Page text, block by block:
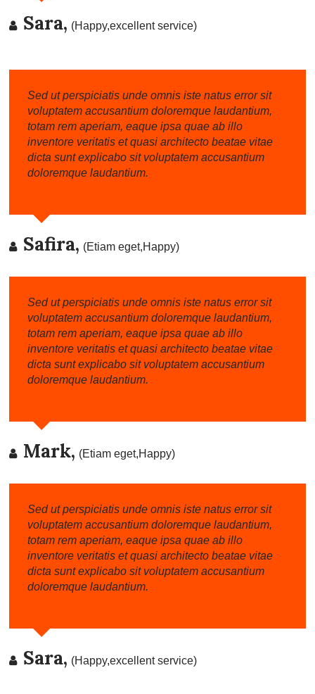
Sara, (Happy,excellent service)
Sed ut perspiciatis unde omnis iste natus error sit
voluptatem accusantium doloremque laudantium,
totam rem aperiam, eaque ipsa quae ab illo
inventore veritatis et quasi architecto beatae vitae
dicta sunt explicabo sit voluptatem accusantium
doloremque laudantium.
Safira, (Etiam eget,Happy)
Sed ut perspiciatis unde omnis iste natus error sit
voluptatem accusantium doloremque laudantium,
totam rem aperiam, eaque ipsa quae ab illo
inventore veritatis et quasi architecto beatae vitae
dicta sunt explicabo sit voluptatem accusantium
doloremque laudantium.
Mark, (Etiam eget,Happy)
Sed ut perspiciatis unde omnis iste natus error sit
voluptatem accusantium doloremque laudantium,
totam rem aperiam, eaque ipsa quae ab illo
inventore veritatis et quasi architecto beatae vitae
dicta sunt explicabo sit voluptatem accusantium
doloremque laudantium.
Sara, (Happy,excellent service)